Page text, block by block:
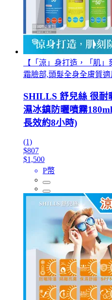
【「涼」身打造，「肌
霜臉部,頭髮全身全膚質適
SHILLS 舒兒絲 很耐
濕冰鎮防曬噴霧
長效約8小時)
(1)
$807
$1,500
P幣